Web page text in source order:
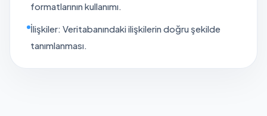
formatlarının kullanımı.
İlişkiler: Veritabanındaki ilişkilerin doğru şekilde
tanımlanması.